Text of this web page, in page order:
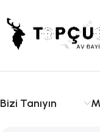
Bizi Tanıyın